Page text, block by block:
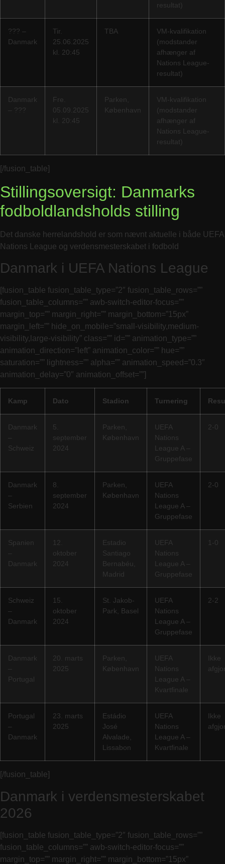
resultat)
??? –
Danmark
Tir.
25.06.2025
kl. 20:45
TBA
VM-kvalifikation
(modstander
afhænger af
Nations League-
resultat)
Danmark
– ???
Fre.
05.09.2025
kl. 20:45
Parken,
København
VM-kvalifikation
(modstander
afhænger af
Nations League-
resultat)
[/fusion_table]
Stillingsoversigt: Danmarks
fodboldlandsholds stilling
Det danske herrelandshold er som nævnt aktuelle i både UEFA
Nations League og verdensmesterskabet i fodbold
Danmark i UEFA Nations League
[fusion_table fusion_table_type=”2″ fusion_table_rows=””
fusion_table_columns=”” awb-switch-editor-focus=””
margin_top=”” margin_right=”” margin_bottom=”15px”
margin_left=”” hide_on_mobile=”small-visibility,medium-
visibility,large-visibility” class=”” id=”” animation_type=””
animation_direction=”left” animation_color=”” hue=””
saturation=”” lightness=”” alpha=”” animation_speed=”0.3″
animation_delay=”0″ animation_offset=””]
Kamp Dato Stadion Turnering
Danmark
–
Schweiz
5.
september
2024
Parken,
København
UEFA
Nations
League A –
Gruppefase
2-0
Danmark
–
Serbien
8.
september
2024
Parken,
København
UEFA
Nations
League A –
Gruppefase
2-0
Spanien
–
Danmark
12.
oktober
2024
Estadio
Santiago
Bernabéu,
Madrid
UEFA
Nations
League A –
Gruppefase
1-0
Schweiz
–
Danmark
15.
oktober
2024
St. Jakob-
Park, Basel
UEFA
Nations
League A –
Gruppefase
2-2
Danmark
–
Portugal
20. marts
2025
Parken,
København
UEFA
Nations
League A –
Kvartfinale
Ikke
Portugal
–
Danmark
23. marts
2025
Estádio
José
Alvalade,
Lissabon
UEFA
Nations
League A –
Kvartfinale
Ikke
[/fusion_table]
Danmark i verdensmesterskabet
2026
[fusion_table fusion_table_type=”2″ fusion_table_rows=””
fusion_table_columns=”” awb-switch-editor-focus=””
margin_top=”” margin_right=”” margin_bottom=”15px”